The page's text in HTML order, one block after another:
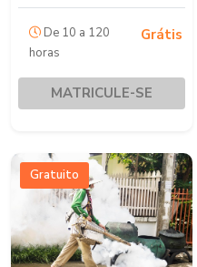
De 10 a 120
horas
Grátis
MATRICULE-SE
Gratuito